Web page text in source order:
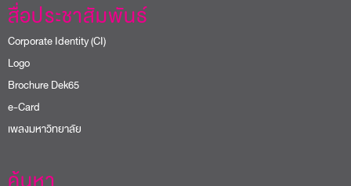
สื่อประชาสัมพันธ์
Corporate Identity (CI)
Logo
Brochure Dek65
e-Card
เพลงมหาวิทยาลัย